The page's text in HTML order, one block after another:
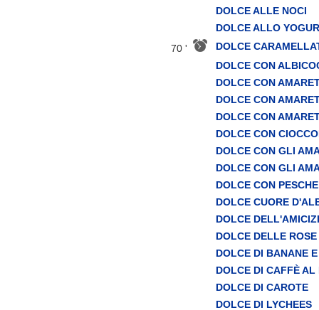
DOLCE ALLE NOCI
DOLCE ALLO
70 '
DOLCE
DOLCE CON
DOLCE CON
DOLCE CON
DOLCE CON
DOLCE CON
DOLCE CON GLI
DOLCE CON GLI
DOLCE CON
DOLCE CUORE
DOLCE
DOLCE DELLE ROSE
DOLCE DI BANANE
DOLCE DI CAFFÈ AL
DOLCE DI CAROTE
DOLCE DI LYCHEES